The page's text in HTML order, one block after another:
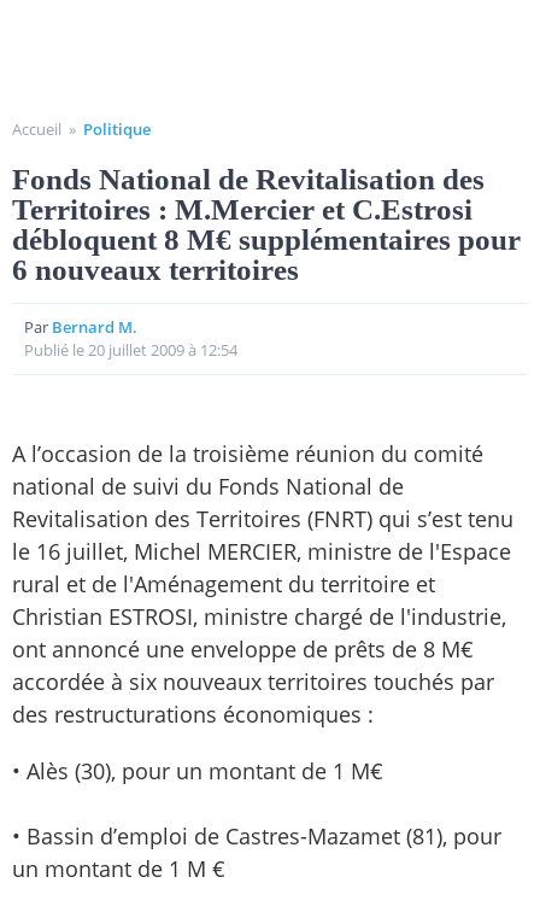
Accueil » Politique
Fonds National de Revitalisation des
Territoires : M.Mercier et C.Estrosi
débloquent 8 M€ supplémentaires pour
6 nouveaux territoires
Par Bernard M.
Publié le 20 juillet 2009 à 12:54
A l’occasion de la troisième réunion du comité
national de suivi du Fonds National de
Revitalisation des Territoires (FNRT) qui s’est tenu
le 16 juillet, Michel MERCIER, ministre de l'Espace
rural et de l'Aménagement du territoire et
Christian ESTROSI, ministre chargé de l'industrie,
ont annoncé une enveloppe de prêts de 8 M€
accordée à six nouveaux territoires touchés par
des restructurations économiques :
• Alès (30), pour un montant de 1 M€
• Bassin d’emploi de Castres-Mazamet (81), pour
un montant de 1 M €